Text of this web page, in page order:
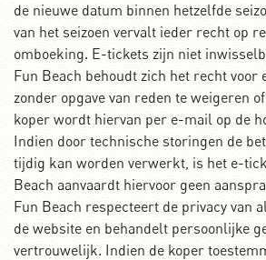
de nieuwe datum binnen hetzelfde
van het seizoen vervalt ieder recht op
omboeking. E-tickets zijn niet
Fun Beach behoudt zich het recht voor
zonder opgave van reden te weigeren
koper wordt hiervan per e-mail op de
Indien door technische storingen de
tijdig kan worden verwerkt, is het e-
Beach aanvaardt hiervoor geen
Fun Beach respecteert de privacy van
de website en behandelt persoonlijke
vertrouwelijk. Indien de koper